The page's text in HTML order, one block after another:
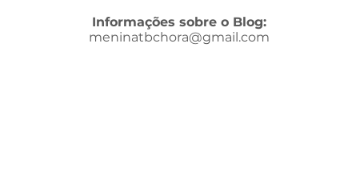
Informações sobre o Blog:
meninatbchora@gmail.com